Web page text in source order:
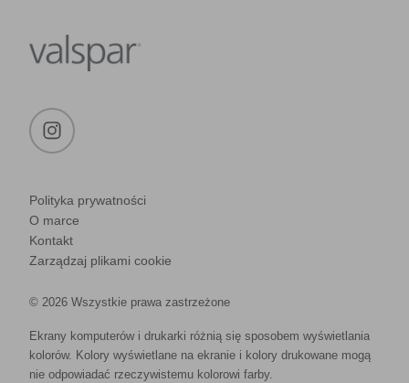
Polityka prywatności
O marce
Kontakt
Zarządzaj plikami cookie
© 2026 Wszystkie prawa zastrzeżone
Ekrany komputerów i drukarki różnią się sposobem wyświetlania
kolorów. Kolory wyświetlane na ekranie i kolory drukowane mogą
nie odpowiadać rzeczywistemu kolorowi farby.